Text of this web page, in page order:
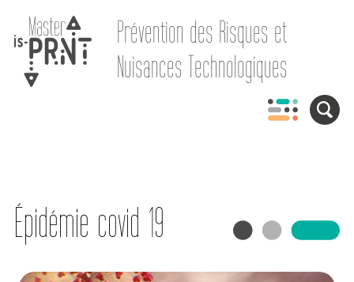
Prévention des Risques et
Nuisances Technologiques
Épidémie covid 19